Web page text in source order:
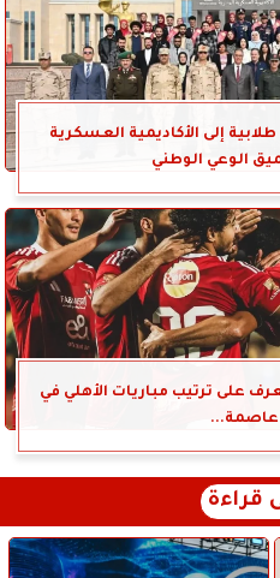
إلى الأكاديمية العسكرية
الوعي الوطني
على ترتيب مباريات الأهلي في
قراءة